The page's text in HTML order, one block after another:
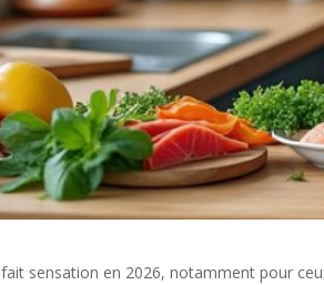
fait sensation en 2026, notamment pour